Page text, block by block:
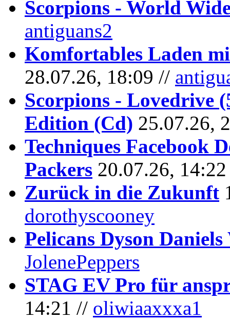
Scorpions - World
antiguans2
Komfortables Laden
28.07.26, 18:09 //
Scorpions - Lovedrive
Edition (Cd) 25.07.26,
Techniques Facebook
Packers 20.07.26,
Zurück in die Zukunft
dorothyscooney
Pelicans Dyson
JolenePeppers
STAG EV Pro für
14:21 // oliwiaaxxxa1